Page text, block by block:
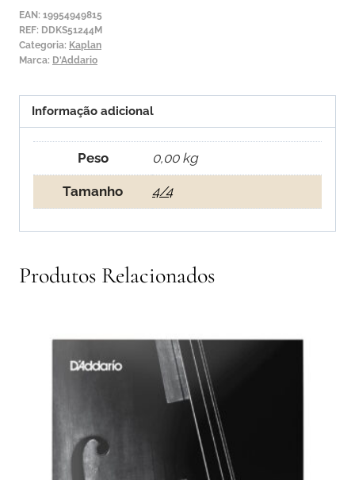
2ª
Ré
EAN: 19954949815
REF: DDKS51244M
Categoria: Kaplan
Marca: D'Addario
Informação adicional
Peso 0,00 kg
Tamanho 4/4
Produtos Relacionados